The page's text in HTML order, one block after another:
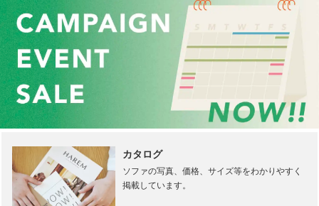
カタログ
ソファの写真、価格、サイズ等をわかりやすく
掲載しています。